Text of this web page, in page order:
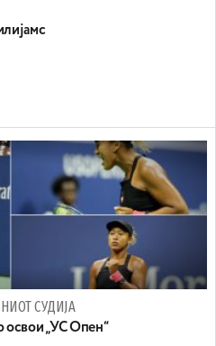
СУДИЈА
освои „УС Опен“